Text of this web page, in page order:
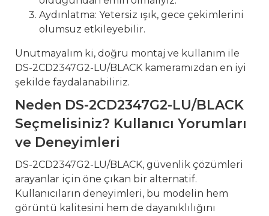
Aydınlatma: Yetersiz ışık, gece çekimlerini
olumsuz etkileyebilir.
Unutmayalım ki, doğru montaj ve kullanım ile
DS-2CD2347G2-LU/BLACK kameramızdan en iyi
şekilde faydalanabiliriz.
Neden DS-2CD2347G2-LU/BLACK
Seçmelisiniz? Kullanıcı Yorumları
ve Deneyimleri
DS-2CD2347G2-LU/BLACK, güvenlik çözümleri
arayanlar için öne çıkan bir alternatif.
Kullanıcıların deneyimleri, bu modelin hem
görüntü kalitesini hem de dayanıklılığını